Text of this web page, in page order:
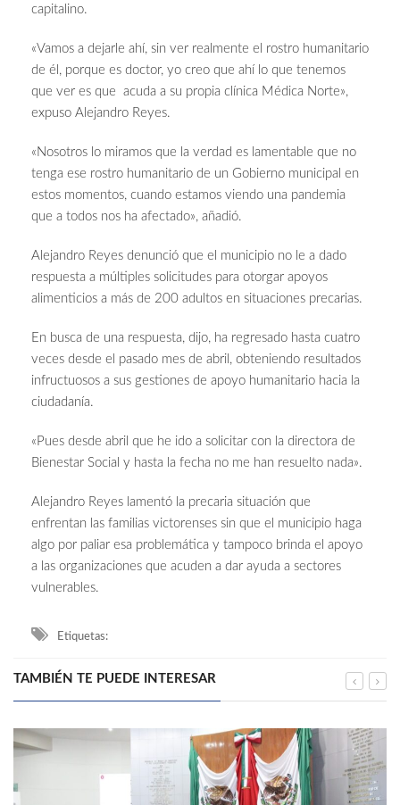
capitalino.
«Vamos a dejarle ahí, sin ver realmente el rostro humanitario
de él, porque es doctor, yo creo que ahí lo que tenemos
que ver es que acuda a su propia clínica Médica Norte»,
expuso Alejandro Reyes.
«Nosotros lo miramos que la verdad es lamentable que no
tenga ese rostro humanitario de un Gobierno municipal en
estos momentos, cuando estamos viendo una pandemia
que a todos nos ha afectado», añadió.
Alejandro Reyes denunció que el municipio no le a dado
respuesta a múltiples solicitudes para otorgar apoyos
alimenticios a más de 200 adultos en situaciones precarias.
En busca de una respuesta, dijo, ha regresado hasta cuatro
veces desde el pasado mes de abril, obteniendo resultados
infructuosos a sus gestiones de apoyo humanitario hacia la
ciudadanía.
«Pues desde abril que he ido a solicitar con la directora de
Bienestar Social y hasta la fecha no me han resuelto nada».
Alejandro Reyes lamentó la precaria situación que
enfrentan las familias victorenses sin que el municipio haga
algo por paliar esa problemática y tampoco brinda el apoyo
a las organizaciones que acuden a dar ayuda a sectores
vulnerables.
Etiquetas:
TAMBIÉN TE PUEDE INTERESAR